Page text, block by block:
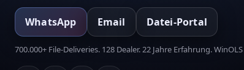
WhatsApp Email Datei-Portal
700.000+ File-Deliveries. 128 Dealer. 22 Jahre Erfahrung. WinOLS